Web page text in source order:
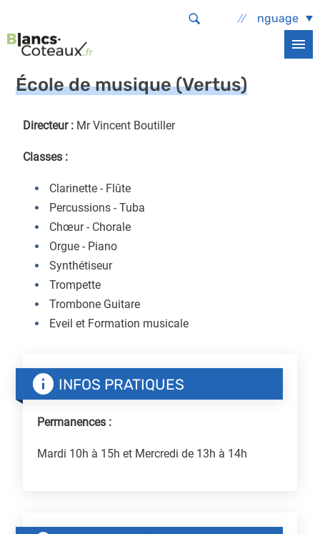
Select Language
Accueil Sortir, bouger
École de musique (Vertus)
École de musique (Vertus)
Directeur : Mr Vincent Boutiller
Classes :
Clarinette - Flûte
Percussions - Tuba
Chœur - Chorale
Orgue - Piano
Synthétiseur
Trompette
Trombone Guitare
Eveil et Formation musicale
INFOS PRATIQUES
Permanences :
Mardi 10h à 15h et Mercredi de 13h à 14h